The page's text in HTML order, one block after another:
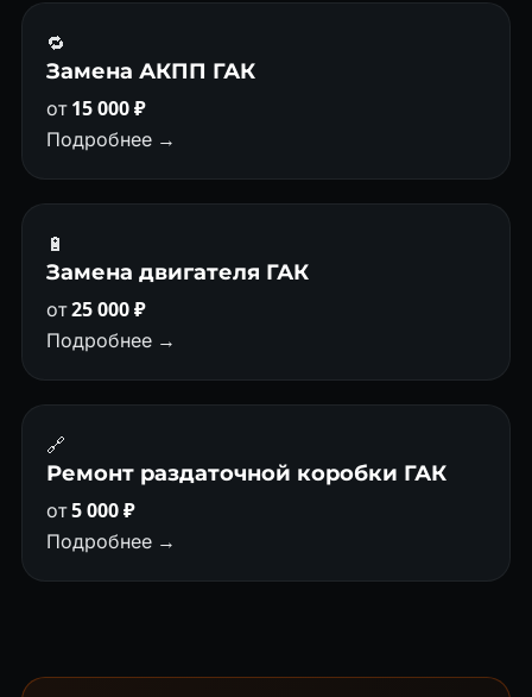
🔁
Замена АКПП ГАК
от15 000 ₽
Подробнее →
🔋
Замена двигателя ГАК
от25 000 ₽
Подробнее →
🔗
Ремонт раздаточной коробки ГАК
от5 000 ₽
Подробнее →